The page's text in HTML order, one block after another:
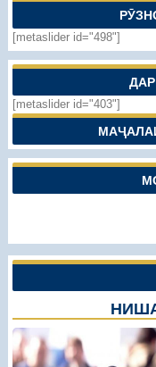
[metaslider id="498"]
[metaslider id="403"]